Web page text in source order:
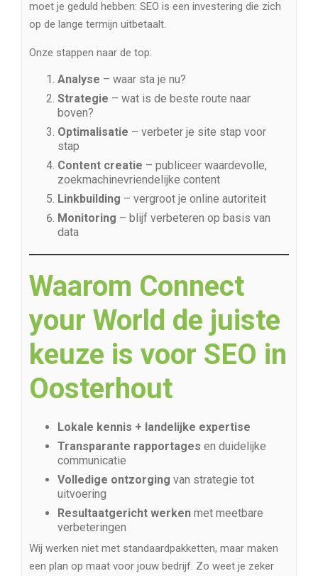
moet je geduld hebben: SEO is een investering die zich
op de lange termijn uitbetaalt.
Onze stappen naar de top:
Analyse – waar sta je nu?
Strategie – wat is de beste route naar
boven?
Optimalisatie – verbeter je site stap voor
stap
Content creatie – publiceer waardevolle,
zoekmachinevriendelijke content
Linkbuilding – vergroot je online autoriteit
Monitoring – blijf verbeteren op basis van
data
Waarom Connect
your World de juiste
keuze is voor SEO in
Oosterhout
Lokale kennis + landelijke expertise
Transparante rapportages en duidelijke
communicatie
Volledige ontzorging van strategie tot
uitvoering
Resultaatgericht werken met meetbare
verbeteringen
Wij werken niet met standaardpakketten, maar maken
een plan op maat voor jouw bedrijf. Zo weet je zeker